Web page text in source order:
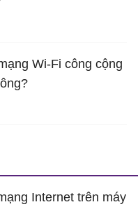
Wi-Fi công cộng
Internet trên máy